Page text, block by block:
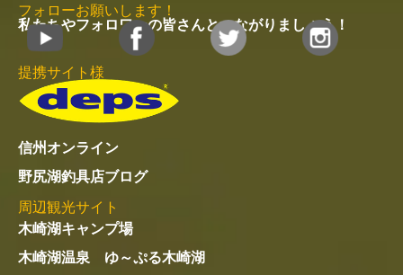
フォローお願いします！
私たちやフォロワーの皆さんとつながりましょう！
提携サイト様
信州オンライン
野尻湖釣具店ブログ
周辺観光サイト
木崎湖キャンプ場
木崎湖温泉 ゆ～ぷる木崎湖